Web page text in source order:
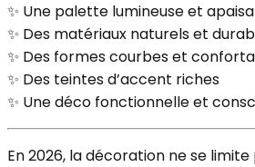
✨ Une palette lumineuse et
✨ Des matériaux naturels et
✨ Des formes courbes et
✨ Des teintes d’accent riches
✨ Une déco fonctionnelle et
En 2026, la décoration ne se